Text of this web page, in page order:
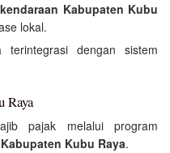
Kabupaten Kubu
lokal.
terintegrasi dengan sistem
Raya
pajak melalui program
Kubu Raya.